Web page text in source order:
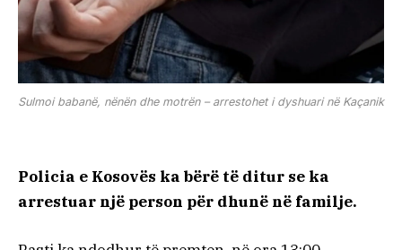
Sulmoi babanë, nënën dhe motrën – arrestohet i dyshuari në Kaçanik
Policia e Kosovës ka bërë të ditur se ka
arrestuar një person për dhunë në familje.